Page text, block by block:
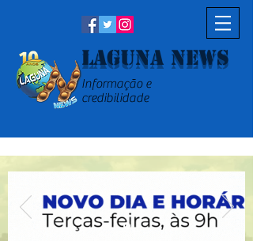
Laguna News
Informação e
credibilidade